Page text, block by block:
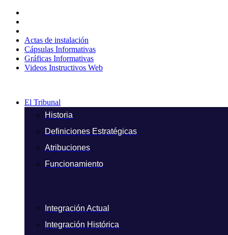
contenido
Actas de instalación
Cápsulas Informativas
Gráficas Informativas
Videos Instructivos Web
El Tribunal
Historia
Definiciones Estratégicas
Atribuciones
Funcionamiento
Integración Actual
Integración Histórica